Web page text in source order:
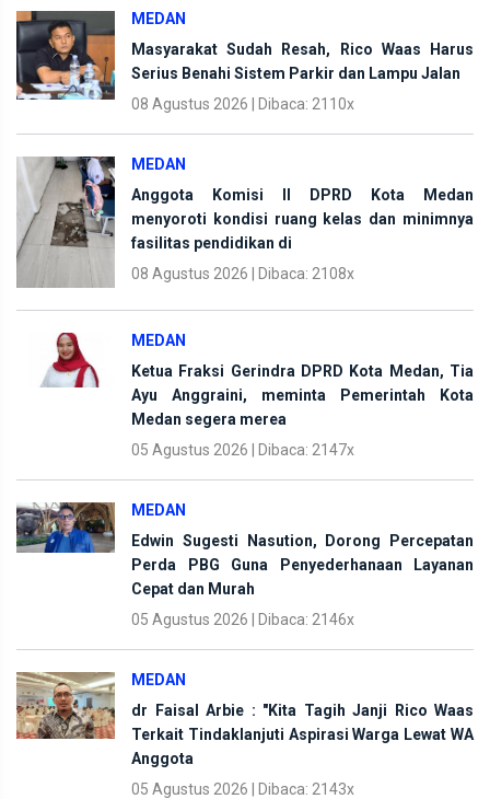
MEDAN
Masyarakat Sudah Resah, Rico Waas Harus
Serius Benahi Sistem Parkir dan Lampu Jalan
08 Agustus 2026 | Dibaca: 2110x
MEDAN
Anggota Komisi II DPRD Kota Medan
menyoroti kondisi ruang kelas dan minimnya
fasilitas pendidikan di
08 Agustus 2026 | Dibaca: 2108x
MEDAN
Ketua Fraksi Gerindra DPRD Kota Medan, Tia
Ayu Anggraini, meminta Pemerintah Kota
Medan segera merea
05 Agustus 2026 | Dibaca: 2147x
MEDAN
Edwin Sugesti Nasution, Dorong Percepatan
Perda PBG Guna Penyederhanaan Layanan
Cepat dan Murah
05 Agustus 2026 | Dibaca: 2146x
MEDAN
dr Faisal Arbie : "Kita Tagih Janji Rico Waas
Terkait Tindaklanjuti Aspirasi Warga Lewat WA
Anggota
05 Agustus 2026 | Dibaca: 2143x